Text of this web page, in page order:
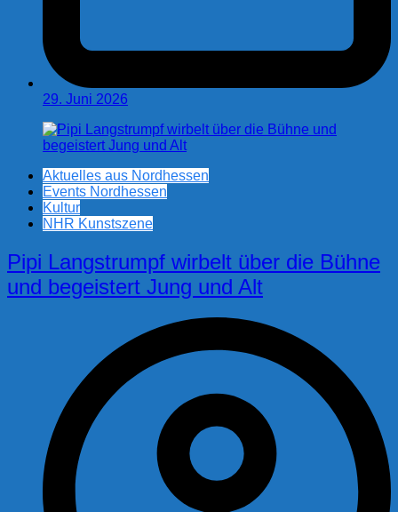
29. Juni 2026
Aktuelles aus Nordhessen
Events Nordhessen
Kultur
NHR Kunstszene
Pipi Langstrumpf wirbelt über die Bühne
und begeistert Jung und Alt